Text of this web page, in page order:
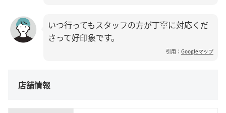
いつ行ってもスタッフの方が丁寧に対応くだ
さって好印象です。
引用： Googleマップ
店舗情報